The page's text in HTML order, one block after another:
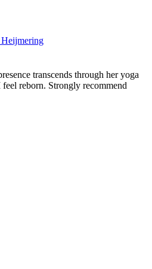
transcends through her yoga
reborn. Strongly recommend